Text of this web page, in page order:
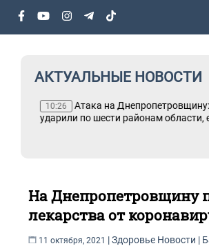
АКТУАЛЬНЫЕ НОВОСТИ
10:26 Атака на Днепропетровщину:
ударили по шести районам области,
На Днепропетровщину
лекарства от
11 октября, 2021 |Здоровье Новости |